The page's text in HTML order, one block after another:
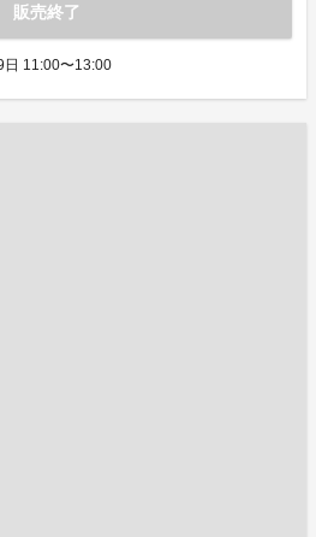
販売終了
日 11:00〜13:00